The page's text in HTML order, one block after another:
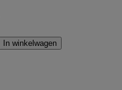
In winkelwagen